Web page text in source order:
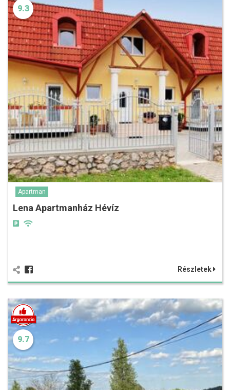
9.3
Apartman
Lena Apartmanház Hévíz
Részletek
9.7